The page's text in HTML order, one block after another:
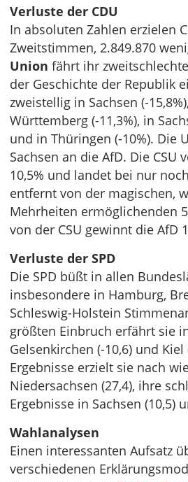
Verluste der CDU
In absoluten Zahlen erzielen
Zweitstimmen, 2.849.870
Union fährt ihr
der Geschichte der Republik
zweistellig in Sachsen (-
Württemberg (-11,3%), in
und in Thüringen (-10%). Die
Sachsen an die AfD. Die CSU
10,5% und landet bei nur
entfernt von der magischen,
Mehrheiten ermöglichenden
von der CSU gewinnt die AfD
Verluste der SPD
Die SPD büßt in allen
insbesondere in Hamburg,
Schleswig-Holstein
größten Einbruch erfährt sie
Gelsenkirchen (-10,6) und
Ergebnisse erzielt sie nach
Niedersachsen (27,4), ihre
Ergebnisse in Sachsen (10,5)
Wahlanalysen
Einen interessanten Aufsatz
verschiedenen